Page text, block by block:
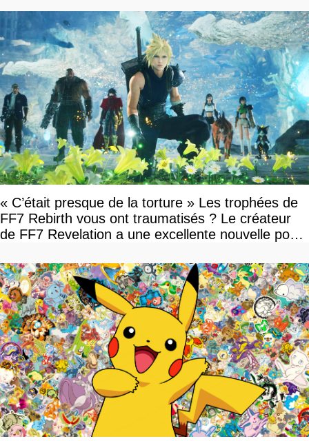
« C’était presque de la torture » Les trophées de
FF7 Rebirth vous ont traumatisés ? Le créateur
de FF7 Revelation a une excellente nouvelle pour